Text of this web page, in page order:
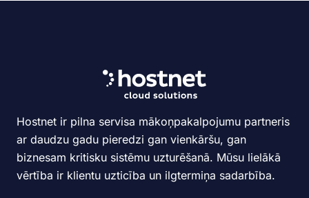
Hostnet ir pilna servisa mākoņpakalpojumu partneris
ar daudzu gadu pieredzi gan vienkāršu, gan
biznesam kritisku sistēmu uzturēšanā. Mūsu lielākā
vērtība ir klientu uzticība un ilgtermiņa sadarbība.